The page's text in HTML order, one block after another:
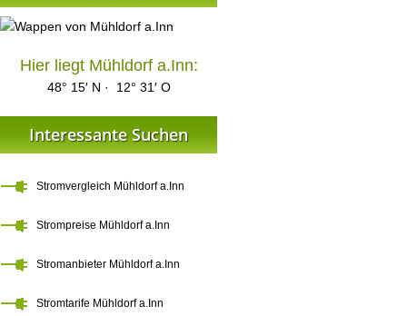
Hier liegt Mühldorf a.Inn:
48° 15′ N · 12° 31′ O
Interessante Suchen
Stromvergleich Mühldorf a.Inn
Strompreise Mühldorf a.Inn
Stromanbieter Mühldorf a.Inn
Stromtarife Mühldorf a.Inn